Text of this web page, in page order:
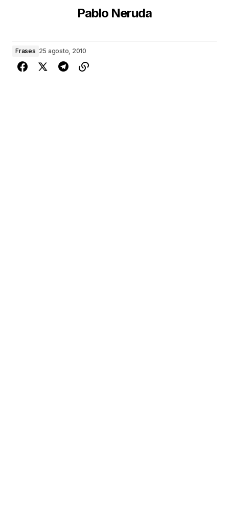
Pablo Neruda
Frases 25 agosto, 2010